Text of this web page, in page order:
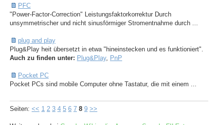
PFC
"Power-Factor-Correction" Leistungsfaktorkorrektur Durch
unsymmetrischer und nicht sinusförmiger Stromentnahme durch ...
plug and play
Plug&Play heit übersetzt in etwa "hineinstecken und es funktioniert".
Auch zu finden unter: Plug&Play, PnP
Pocket PC
Pocket PCs sind mobile Computer ohne Tastatur, die mit einem ...
Seiten: << 1 2 3 4 5 6 7 8 9 >>